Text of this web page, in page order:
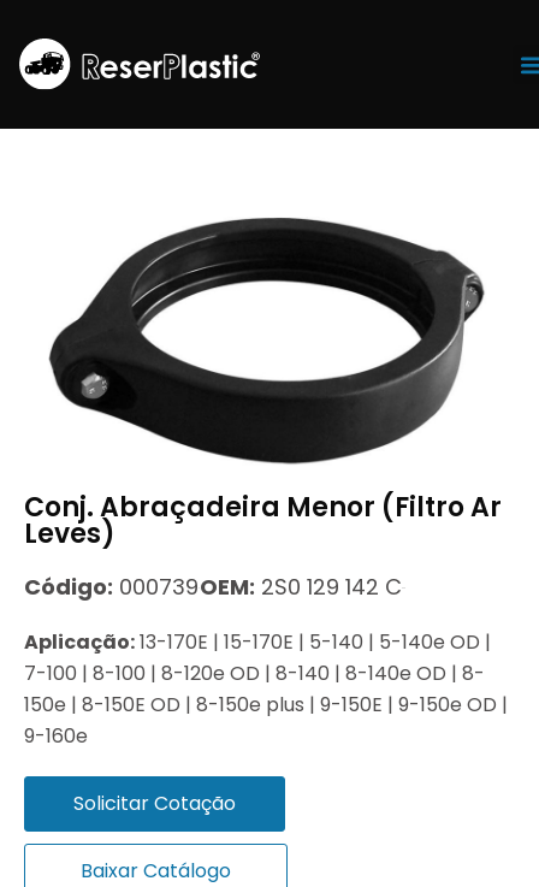
Conj. Abraçadeira Menor (Filtro Ar
Leves)
Código: 000739OEM: 2S0 129 142 C
Aplicação:13-170E | 15-170E | 5-140 | 5-140e OD |
7-100 | 8-100 | 8-120e OD | 8-140 | 8-140e OD | 8-
150e | 8-150E OD | 8-150e plus | 9-150E | 9-150e OD |
9-160e
Solicitar Cotação
Baixar Catálogo